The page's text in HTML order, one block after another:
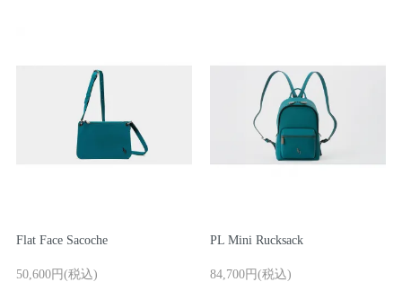
お問い合わせ
ご利用ガイド
Flat Face Sacoche
50,600円(税込)
PL Mini Rucksack
84,700円(税込)